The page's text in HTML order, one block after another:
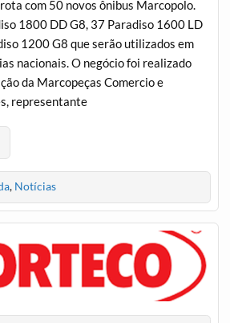
com 50 novos ônibus Marcopolo.
1800 DD G8, 37 Paradiso 1600 LD
1200 G8 que serão utilizados em
nacionais. O negócio foi realizado
da Marcopeças Comercio e
representante
, Notícias